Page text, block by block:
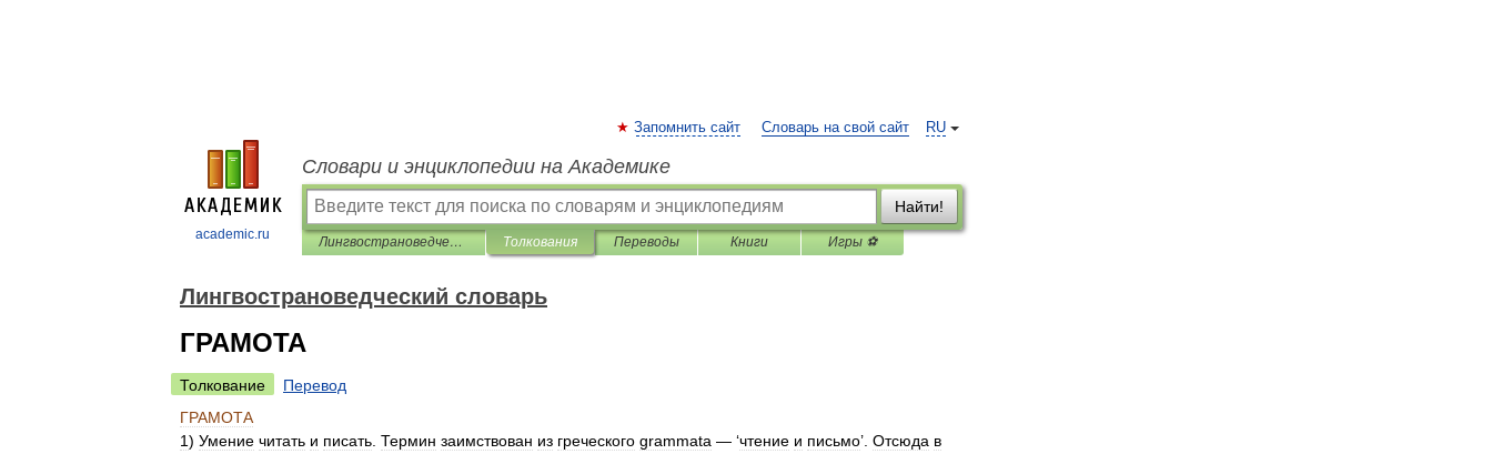
academic.ru
RU
Запомнить сайт Словарь на свой сайт
Словари и энциклопедии на Академике
Найти!
Лингвострановедческий словарь Толкования Переводы Книги Игры ⚽
Лингвострановедческий словарь
ГРАМОТА
Толкование
Перевод
ГРАМОТА
1) Умение читать и писать Термин заимствован из греческого grammata — ‘чтение и письмо’. Отсюда в